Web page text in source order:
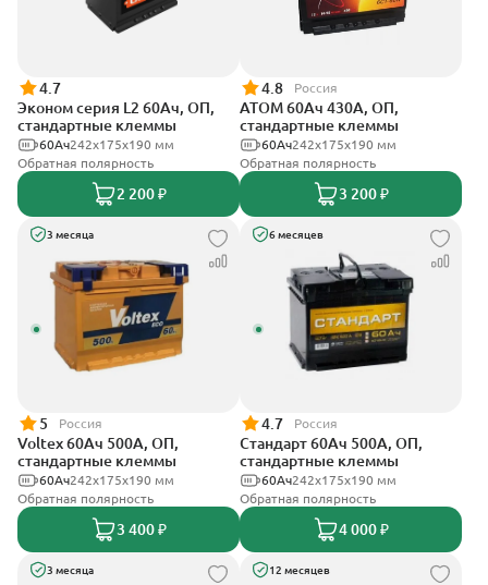
4.7
Эконом серия L2 60Ач, ОП,
стандартные клеммы
242х175х190 мм
60Ач
Обратная полярность
2 200 ₽
4.8 Россия
АТОМ 60Ач 430А, ОП,
стандартные клеммы
242х175х190 мм
60Ач
Обратная полярность
3 200 ₽
3 месяца
5 Россия
Voltex 60Ач 500А, ОП,
стандартные клеммы
242х175х190 мм
60Ач
Обратная полярность
3 400 ₽
6 месяцев
4.7 Россия
Стандарт 60Ач 500А, ОП,
стандартные клеммы
242x175x190 мм
60Ач
Обратная полярность
4 000 ₽
3 месяца 12 месяцев